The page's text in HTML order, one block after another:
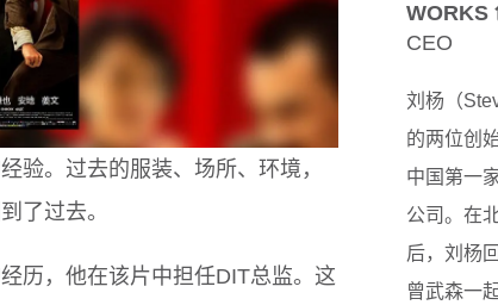
验。过去的服装、场所、环境，
了过去。
历，他在该片中担任DIT总监。这
WORKS
CEO
刘杨（
的两位创
中国第一
公司。在
后，刘杨
曾武森一